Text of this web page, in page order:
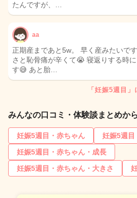
たんですが、…
aa
正期産まであと5w。 早く産みたいで
さと恥骨痛が辛くて😭 寝返りする時
す😅 あと胎…
「妊娠5週目
みんなの口コミ・体験談まとめか
妊娠5週目・赤ちゃん
妊娠5週目
妊娠5週目・赤ちゃん・成長
妊娠5週目・赤ちゃん・大きさ